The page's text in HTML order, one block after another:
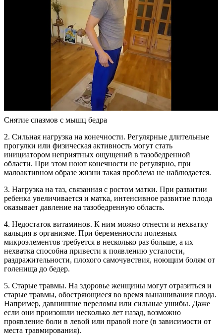
Снятие спазмов с мышц бедра
2. Сильная нагрузка на конечности. Регулярные длительные
прогулки или физическая активность могут стать
инициатором неприятных ощущений в тазобедренной
области. При этом ноют конечности не регулярно, при
малоактивном образе жизни такая проблема не наблюдается.
3. Нагрузка на таз, связанная с ростом матки. При развитии
ребенка увеличивается и матка, интенсивное развитие плода
оказывает давление на тазобедренную область.
4. Недостаток витаминов. К ним можно отнести и нехватку
кальция в организме. При беременности полезных
микроэлементов требуется в несколько раз больше, а их
нехватка способна привести к появлению усталости,
раздражительности, плохого самочувствия, ноющим болям от
голенища до бедер.
5. Старые травмы. На здоровье женщины могут отразиться и
старые травмы, обостряющиеся во время вынашивания плода.
Например, давнишние переломы или сильные ушибы. Даже
если они произошли несколько лет назад, возможно
проявление боли в левой или правой ноге (в зависимости от
места травмирования).